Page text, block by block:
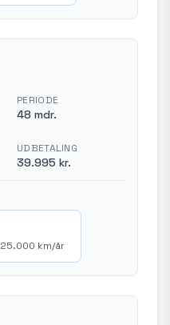
PERIODE
48 mdr.
UDBETALING
39.995 kr.
25.000 km/år